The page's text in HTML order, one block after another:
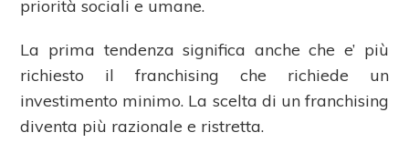
priorità sociali e umane.
La prima tendenza significa anche che e’ più
richiesto il franchising che richiede un
investimento minimo. La scelta di un franchising
diventa più razionale e ristretta.